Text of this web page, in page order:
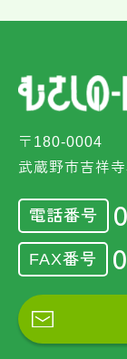
〒180-0004
武蔵野市吉祥
電話番号
FAX番号